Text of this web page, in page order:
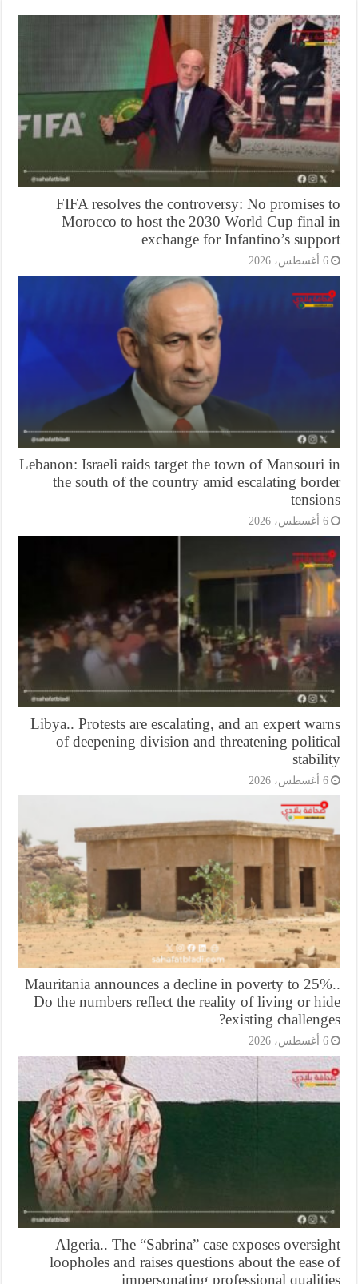
FIFA resolves the controversy: No
Morocco to host the 2030 World Cup
exchange for Infantino’s
Lebanon: Israeli raids target the town of
the south of the country amid escalating
Libya.. Protests are escalating, and an expert
of deepening division and threatening
Mauritania announces a decline in poverty to
Do the numbers reflect the reality of living or
existing
Algeria.. The “Sabrina” case exposes
loopholes and raises questions about the
impersonating professional